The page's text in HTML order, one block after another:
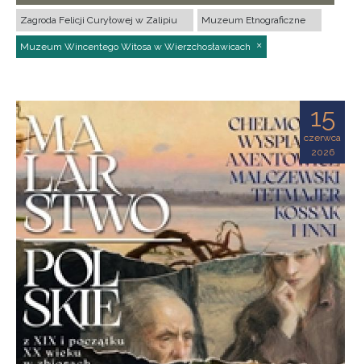
Zagroda Felicji Curyłowej w Zalipiu Muzeum Etnograficzne
Muzeum Wincentego Witosa w Wierzchosławicach
15
czerwca
2026